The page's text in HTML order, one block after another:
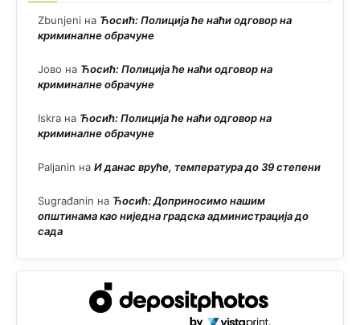
Zbunjeni на Ћосић: Полиција ће наћи одговор на
криминалне обрачуне
Јово на Ћосић: Полиција ће наћи одговор на
криминалне обрачуне
Iskra на Ћосић: Полиција ће наћи одговор на
криминалне обрачуне
Paljanin на И данас вруће, температура до 39 степени
Sugrađanin на Ћосић: Доприносимо нашим
општинама као ниједна градска администрација до
сада